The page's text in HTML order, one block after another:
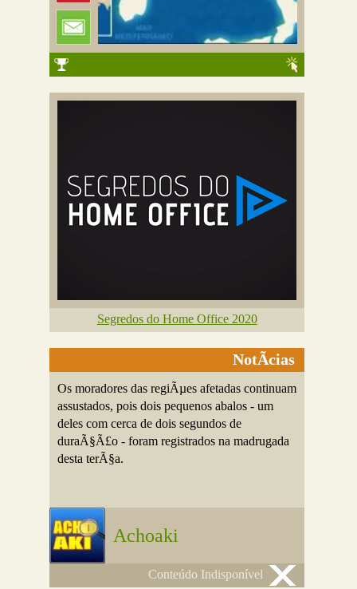
Segredos do Home Office 2020
NotÃ­cias
Os moradores das regiÃµes afetadas continuam
assustados, pois dois pequenos abalos - um
deles com cerca de dois segundos de
duraÃ§Ã£o - foram registrados na madrugada
desta terÃ§a.
Achoaki
Conteúdo Indisponível